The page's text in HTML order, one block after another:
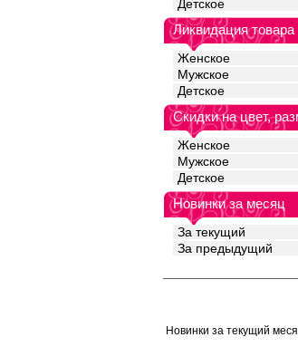
Детское
Ликвидация товара
Женское
Мужское
Детское
Скидки на цвет,
Женское
Мужское
Детское
Новинки за месяц
За текущий
За предыдущий
Новинки за текущий